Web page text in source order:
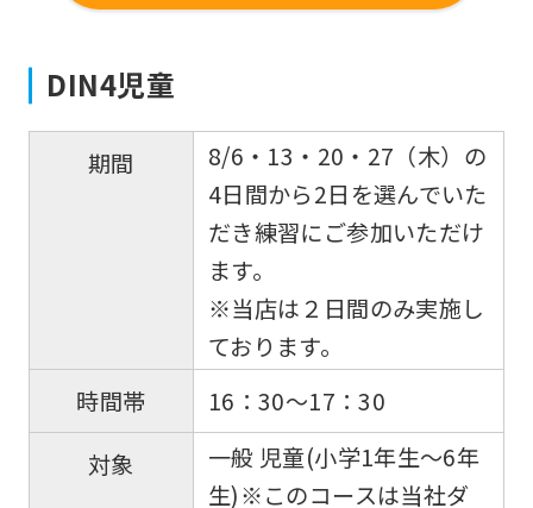
DIN4児童
期間
8/6・13・20・27（木）の
4日間から2日を選んでいた
だき練習にご参加いただけ
ます。
※当店は２日間のみ実施し
ております。
時間帯
16：30～17：30
対象
一般 児童(小学1年生〜6年
生)※このコースは当社ダ